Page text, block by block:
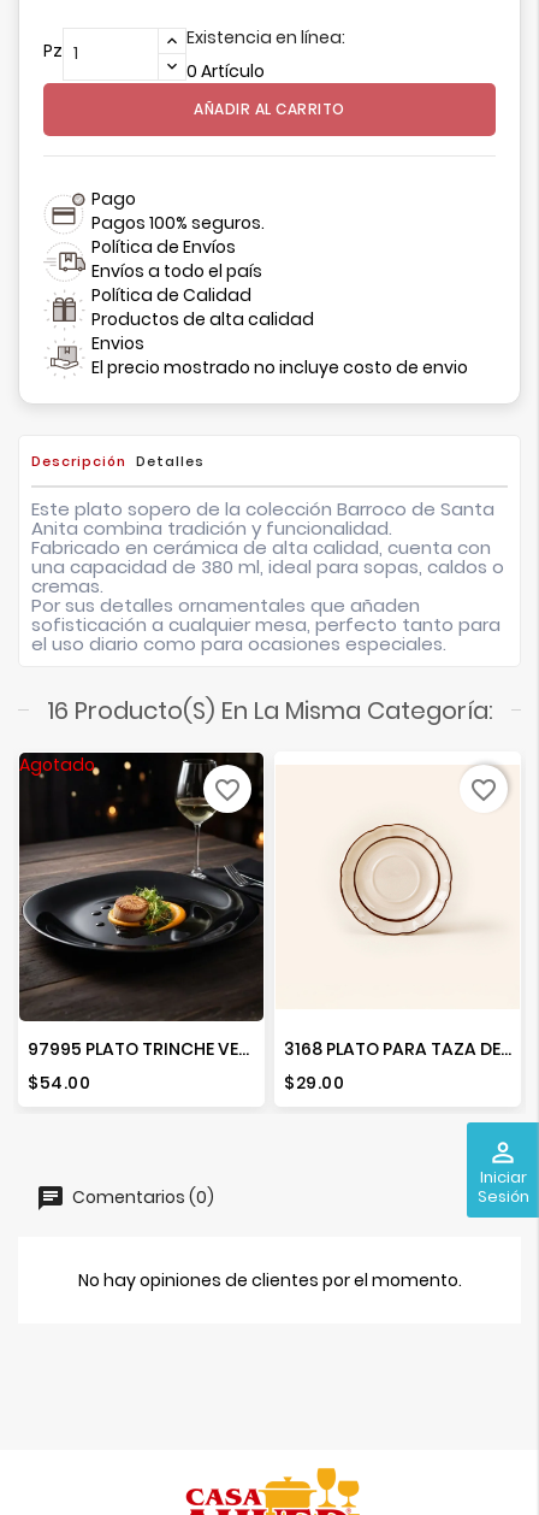
perm_identity
Iniciar
Sesión
Pz
Existencia en línea:
0 Artículo
AÑADIR AL CARRITO
Pago
Pagos 100% seguros.
Política de Envíos
Envíos a todo el país
Política de Calidad
Productos de alta calidad
Envios
El precio mostrado no incluye costo de envio
Descripción Detalles
Este plato sopero de la colección Barroco de Santa
Anita combina tradición y funcionalidad.
Fabricado en cerámica de alta calidad, cuenta con
una capacidad de 380 ml, ideal para sopas, caldos o
cremas.
Por sus detalles ornamentales que añaden
sofisticación a cualquier mesa, perfecto tanto para
el uso diario como para ocasiones especiales.
16 Producto(s) En La Misma Categoría:
Agotado
97995 PLATO TRINCHE VENECIA CUADRADO OPAL NEGRO 28
Precio
$54.00
favorite_border
3168 PLATO PARA TAZA DEC. FLOR DE OTONO
Precio
$29.00
favorite_border
Comentarios (0)
No hay opiniones de clientes por el momento.